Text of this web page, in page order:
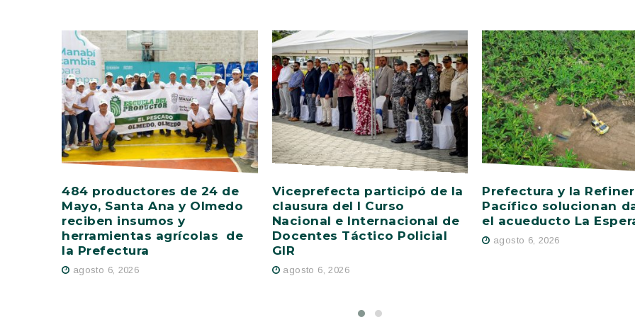
484 productores de 24 de
Mayo, Santa Ana y Olmedo
reciben insumos y
herramientas agrícolas de
la Prefectura
agosto 6, 2026
Viceprefecta participó de la
clausura del I Curso
Nacional e Internacional de
Docentes Táctico Policial
GIR
agosto 6, 2026
Prefectura y la
Pacífico solucionan
el acueducto La
agosto 6, 2026